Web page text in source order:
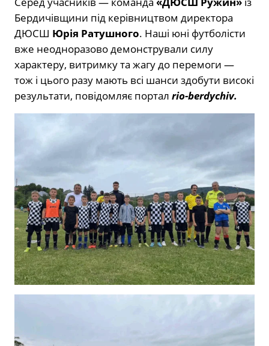
Бердичівщини під керівництвом директора
ДЮСШ Юрія Ратушного. Наші юні футболісти
вже неодноразово демонстрували силу
характеру, витримку та жагу до перемоги —
тож і цього разу мають всі шанси здобути високі
результати, повідомляє портал rio-berdychiv.